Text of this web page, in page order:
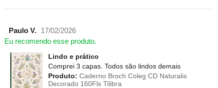
Paulo V.
17/02/2026
Eu recomendo esse produto.
Lindo e prático
Comprei 3 capas. Todos são lindos demais
Produto: Caderno Broch Coleg CD Naturalis
Decorado 160Fls Tilibra